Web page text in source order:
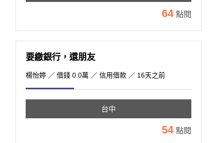
64 點閱
要繳銀行，還朋友
楊怡婷 ／ 借錢 0.0萬 ／ 信用借款 ／ 16天之前
台中
54 點閱